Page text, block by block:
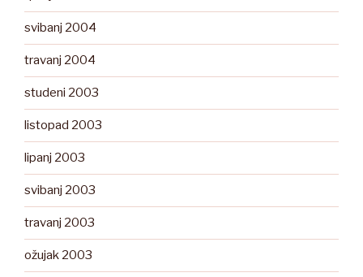
svibanj 2004
travanj 2004
studeni 2003
listopad 2003
lipanj 2003
svibanj 2003
travanj 2003
ožujak 2003